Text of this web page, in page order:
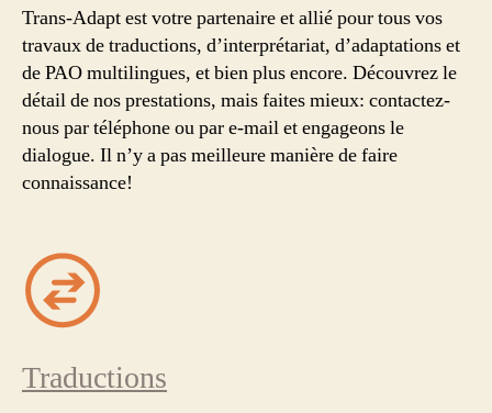
Trans-Adapt est votre partenaire et allié pour tous vos
travaux de traductions, d’interprétariat, d’adaptations et
de PAO multilingues, et bien plus encore. Découvrez le
détail de nos prestations, mais faites mieux: contactez-
nous par téléphone ou par e-mail et engageons le
dialogue. Il n’y a pas meilleure manière de faire
connaissance!
Traductions